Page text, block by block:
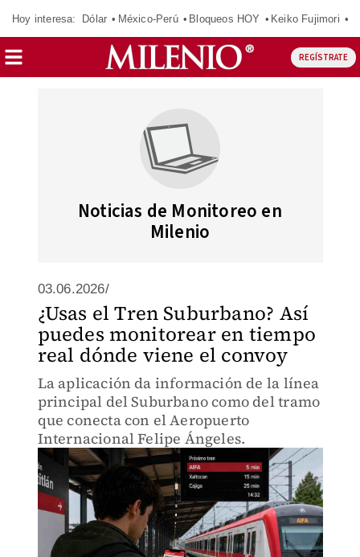
Hoy interesa: Dólar México-Perú Bloqueos HOY Keiko Fujimori
REGÍSTRATE
Noticias de Monitoreo en
Milenio
03.06.2026/
¿Usas el Tren Suburbano? Así
puedes monitorear en tiempo
real dónde viene el convoy
La aplicación da información de la línea
principal del Suburbano como del tramo
que conecta con el Aeropuerto
Internacional Felipe Ángeles.